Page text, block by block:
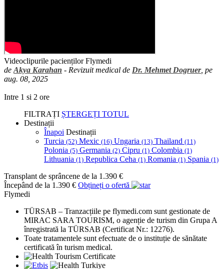
Videoclipurile pacienților Flymedi
de Akya Karahan - Revizuit medical de Dr. Mehmet Dogruer, pe
aug. 08, 2025
Intre 1 si 2 ore
FILTRAȚI ȘTERGEȚI TOTUL
Destinații
Înapoi Destinații
Turcia (52) Mexic (16) Ungaria (13) Thailand (11)
Polonia (5) Germania (2) Cipru (1) Colombia (1)
Lithuania (1) Republica Ceha (1) Romania (1) Spania (1)
Transplant de sprâncene de la 1.390 €
Începând de la 1.390 € Obțineți o ofertă
Flymedi
TÜRSAB – Tranzacțiile pe flymedi.com sunt gestionate de
MIRAC SARA TOURISM, o agenție de turism din Grupa A
înregistrată la TÜRSAB (Certificat Nr.: 12276).
Toate tratamentele sunt efectuate de o instituție de sănătate
certificată în turism medical.